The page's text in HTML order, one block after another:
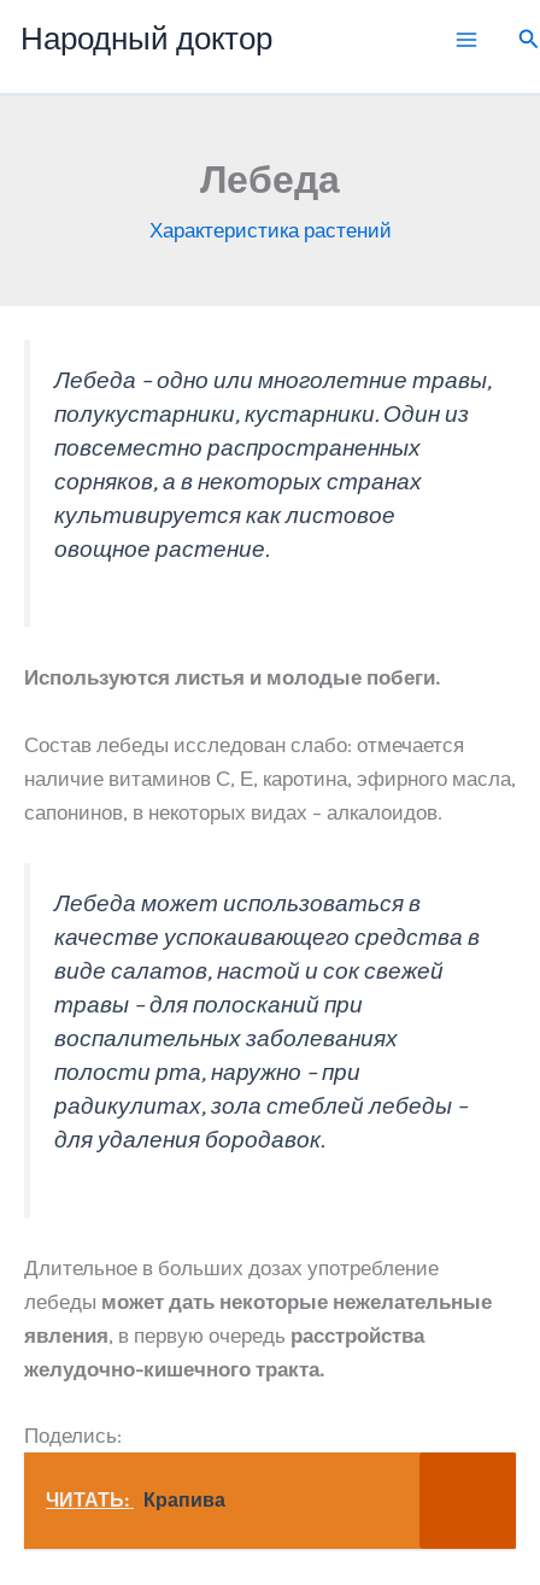
Народный доктор
Лебеда
Характеристика растений
Лебеда – одно или многолетние травы,
полукустарники, кустарники. Один из
повсеместно распространенных
сорняков, а в некоторых странах
культивируется как листовое
овощное растение.
Используются листья и молодые побеги.
Состав лебеды исследован слабо: отмечается
наличие витаминов С, Е, каротина, эфирного масла,
сапонинов, в некоторых видах – алкалоидов.
Лебеда может использоваться в
качестве успокаивающего средства в
виде салатов, настой и сок свежей
травы – для полосканий при
воспалительных заболеваниях
полости рта, наружно – при
радикулитах, зола стеблей лебеды –
для удаления бородавок.
Длительное в больших дозах употребление
лебеды может дать некоторые нежелательные
явления, в первую очередь расстройства
желудочно-кишечного тракта.
Поделись:
ЧИТАТЬ: Крапива